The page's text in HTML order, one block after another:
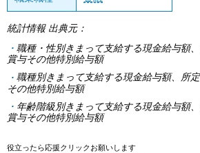
統計情報 出典元：
職種・性別きまって支給する現金給与額
賞与その他特別給与額
職種別きまって支給する現金給与額、所
その他特別給与額
年齢階級別きまって支給する現金給与額
賞与その他特別給与額
役立ったら応援クリックお願いします